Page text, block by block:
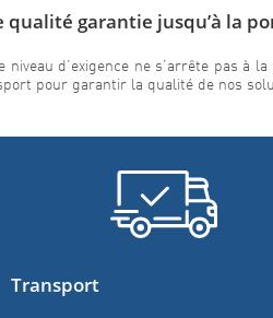
qualité garantie jusqu’à la
niveau d’exigence ne s’arrête pas à
pour garantir la qualité de nos
Transport